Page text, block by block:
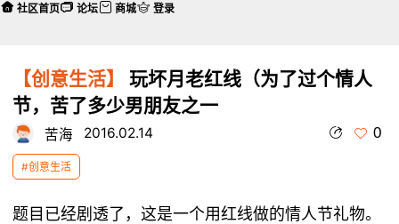
【创意生活】
玩坏月老红线（为了过个情人
节，苦了多少男朋友之一
苦海 2016.02.14 0
#创意生活
题目已经剧透了，这是一个用红线做的情人节礼物。
社区首页 论坛 商城 登录